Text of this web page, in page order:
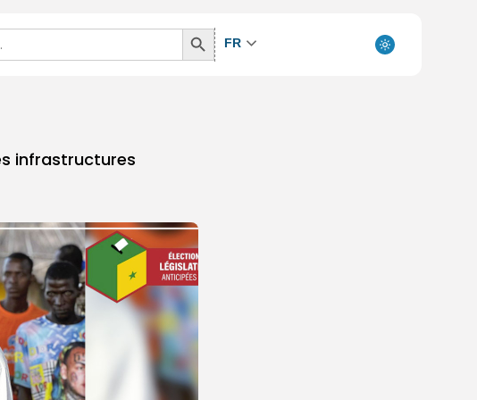
Search
Button
FR
infrastructures